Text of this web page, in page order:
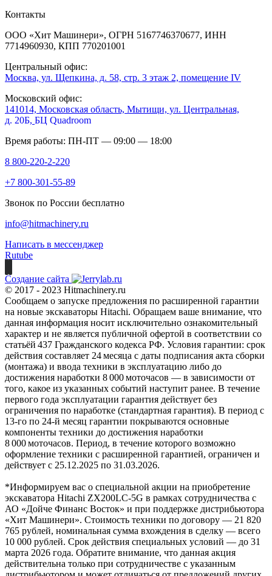
Контакты
ООО «Хит Машинери», ОГРН 5167746370677, ИНН
7714960930, КПП 770201001
Центральный офис:
Москва, ул. Щепкина, д. 58, стр. 3 этаж 2, помещение IV
Московский офис:
141014, Московская область, Мытищи, ул. Центральная,
д. 20Б, БЦ Quadroom
Время работы: ПН-ПТ — 09:00 — 18:00
8 800-220-2-220
+7 800-301-55-89
Звонок по России бесплатно
info@hitmachinery.ru
Написать в мессенджер
Rutube
Создание сайта
© 2017 - 2023 Hitmachinery.ru
Сообщаем о запуске предложения по расширенной гарантии
на новые экскаваторы Hitachi. Обращаем ваше внимание, что
данная информация носит исключительно ознакомительный
характер и не является публичной офертой в соответствии со
статьёй 437 Гражданского кодекса РФ. Условия гарантии: срок
действия составляет 24 месяца с даты подписания акта сборки
(монтажа) и ввода техники в эксплуатацию либо до
достижения наработки 8 000 моточасов — в зависимости от
того, какое из указанных событий наступит ранее. В течение
первого года эксплуатации гарантия действует без
ограничения по наработке (стандартная гарантия). В период с
13‑го по 24‑й месяц гарантии покрываются основные
компоненты техники до достижения наработки
8 000 моточасов. Период, в течение которого возможно
оформление техники с расширенной гарантией, ограничен и
действует с 25.12.2025 по 31.03.2026.
*Информируем вас о специальной акции на приобретение
экскаватора Hitachi ZX200LC-5G в рамках сотрудничества с
АО «Дойче Финанс Восток» и при поддержке дистрибьютора
«Хит Машинери». Стоимость техники по договору — 21 820
765 рублей, номинальная сумма вхождения в сделку — всего
10 000 рублей. Срок действия специальных условий — до 31
марта 2026 года. Обратите внимание, что данная акция
действительна только при сотрудничестве с указанным